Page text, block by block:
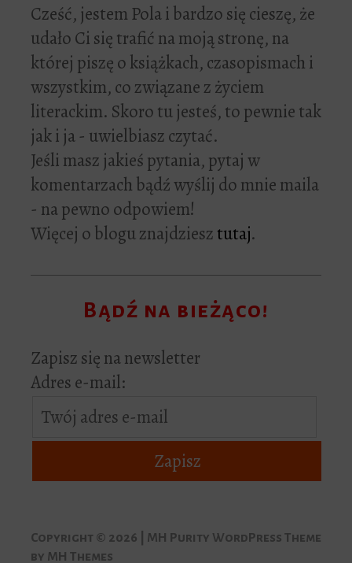
Cześć, jestem Pola i bardzo się cieszę, że
udało Ci się trafić na moją stronę, na
której piszę o książkach, czasopismach i
wszystkim, co związane z życiem
literackim. Skoro tu jesteś, to pewnie tak
jak i ja - uwielbiasz czytać.
Jeśli masz jakieś pytania, pytaj w
komentarzach bądź wyślij do mnie maila
- na pewno odpowiem!
Więcej o blogu znajdziesztutaj.
Bądź na bieżąco!
Zapisz się na newsletter
Adres e-mail:
Copyright © 2026 | MH Purity WordPress Theme
by MH Themes